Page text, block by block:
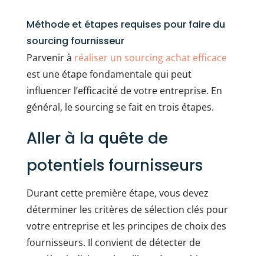
Méthode et étapes requises pour faire du
sourcing fournisseur
Parvenir à réaliser un sourcing achat efficace
est une étape fondamentale qui peut
influencer l’efficacité de votre entreprise. En
général, le sourcing se fait en trois étapes.
Aller à la quête de
potentiels fournisseurs
Durant cette première étape, vous devez
déterminer les critères de sélection clés pour
votre entreprise et les principes de choix des
fournisseurs. Il convient de détecter de